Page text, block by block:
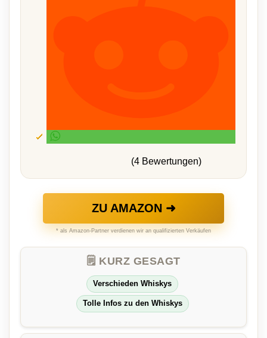
(4 Bewertungen)
ZU AMAZON ➜
* als Amazon-Partner verdienen wir an qualifizierten Verkäufen
🗒️ KURZ GESAGT
Verschieden Whiskys
Tolle Infos zu den Whiskys